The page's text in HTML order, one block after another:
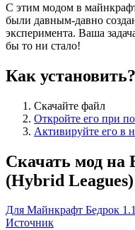
С этим модом в
были давным-давно
эксперимента. Ваша
бы то ни стало!
Как установить?
Скачайте файл
Откройте его при
Активируйте его в
Скачать мод на
(Hybrid Leagues)
Для Майнкрафт Бедрок
Источник